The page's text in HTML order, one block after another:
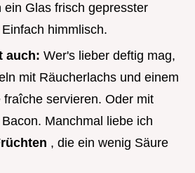
ein Glas frisch gepresster
himmlisch.
auch: Wer's lieber deftig mag,
mit Räucherlachs und einem
fraîche servieren. Oder mit
Manchmal liebe ich
, die ein wenig Säure